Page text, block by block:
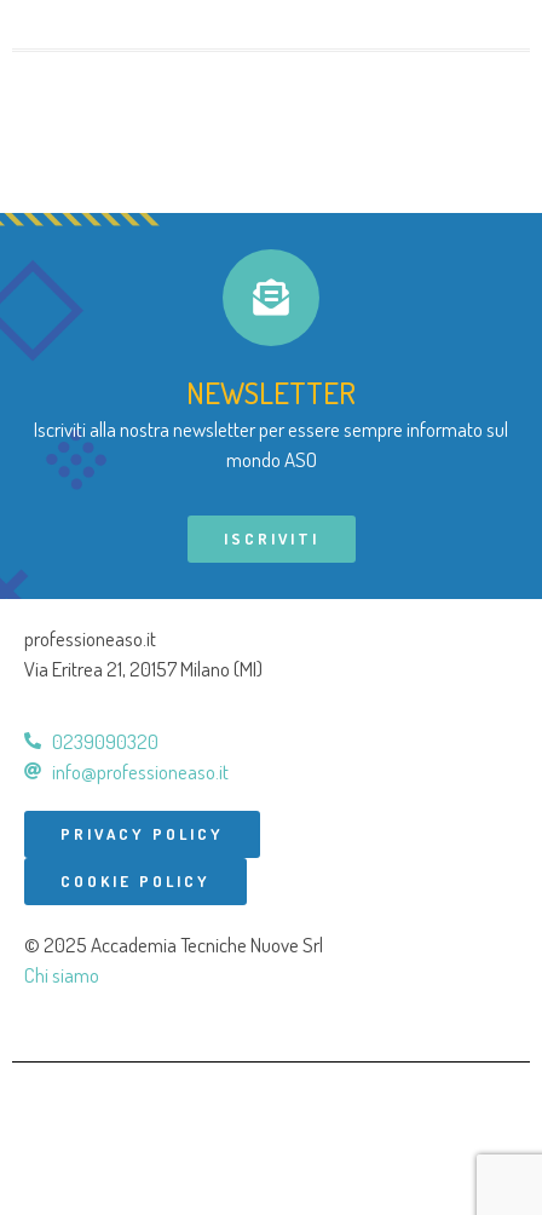
NEWSLETTER
Iscriviti alla nostra newsletter per essere sempre informato sul
mondo ASO
ISCRIVITI
professioneaso.it
Via Eritrea 21, 20157 Milano (MI)
0239090320
info@professioneaso.it
PRIVACY POLICY
COOKIE POLICY
© 2025 Accademia Tecniche Nuove Srl
Chi siamo